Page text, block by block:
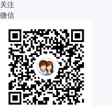
关注
微信